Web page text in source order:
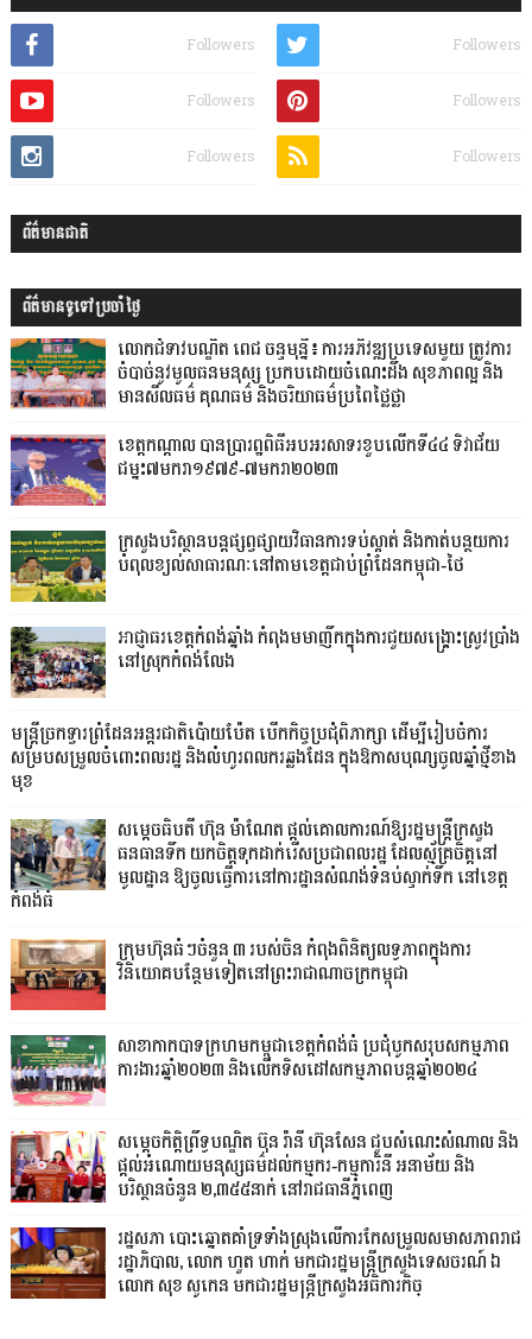
Followers
Followers
Followers Followers
Followers Followers
ព័ត៌មានជាតិ
ព័ត៌មានទូទៅប្រចាំថ្ងៃ
លោកជំទាវបណ្ឌិត ពេជ ចន្ទមុន្នី៖ ការអភិវឌ្ឍប្រទេសមួយ ត្រូវការ
ចំបាច់នូវមូលធនមនុស្ស ប្រកបដោយចំណេះដឹង សុខភាពល្អ និង
មានសីលធម៌ គុណធម៌ និងចរិយាធម៌ប្រពៃថ្លៃថ្លា
ខេត្តកណ្តាល បានប្រារព្ឋពិធីអបអរសាទរខួបលើកទី៤៤ ទិវាជ័យ
ជម្នះ៧មករា១៩៧៩-៧មករា២០២៣
ក្រសួងបរិស្ថានបន្តផ្សព្វផ្សាយវិធានការទប់ស្កាត់ និងកាត់បន្ថយការ
បំពុលខ្យល់សាធារណៈនៅតាមខេត្តជាប់ព្រំដែនកម្ពុជា-ថៃ
អាជ្ញាធរខេត្តកំពង់ឆ្នាំង កំពុងមមាញឹកក្នុងការជួយសង្គ្រោះស្រូវប្រាំង
នៅស្រុកកំពង់លែង
មន្រ្តីច្រកទ្វារព្រំដែនអន្តរជាតិប៉ោយប៉ែត បើកកិច្ចប្រជុំពិភាក្សា ដើម្បីរៀបចំការ
សម្របសម្រួលចំពោះពលរដ្ឋ និងលំហូរពលករឆ្លងដែន ក្នុងឱកាសបុណ្សចូលឆ្នាំថ្មីខាង
មុខ
សម្តេចធិបតី ហ៊ុន ម៉ាណែត ផ្តល់គោលការណ៍ឱ្យរដ្ឋមន្ត្រីក្រសួង
ធនធានទឹក យកចិត្តទុកដាក់រើសប្រជាពលរដ្ឋ ដែលស្ម័គ្រចិត្តនៅ
មូលដ្ឋាន ឱ្យចូលធ្វើការនៅការដ្ឋានសំណង់ទំនប់ស្ទាក់ទឹក នៅខេត្ត
កំពង់ធំ
ក្រុមហ៊ុនធំៗចំនួន ៣ របស់ចិន កំពុងពិនិត្យលទ្ធភាពក្នុងការ
វិនិយោគបន្ថែមទៀតនៅព្រះរាជាណាចក្រកម្ពុជា
សាខាកាកបាទក្រហមកម្ពុជាខេត្តកំពង់ធំ ប្រជុំបូកសរុបសកម្មភាព
ការងារឆ្នាំ២០២៣ និងលើកទិសដៅសកម្មភាពបន្តឆ្នាំ២០២៤
សម្តេចកិត្តិព្រឹទ្ធបណ្ឌិត ប៊ុន រ៉ានី ហ៊ុនសែន ជួបសំណេះសំណាល និង
ផ្តល់អំណោយមនុស្សធម៌ដល់កម្មករ-កម្មការិនី អនាម័យ និង
បរិស្ថានចំនួន ២,៣៥៥នាក់ នៅរាជធានីភ្នំពេញ
រដ្ឋសភា បោះឆ្នោតគាំទ្រទាំងស្រុងលើការកែសម្រួលសមាសភាពរាជ
រដ្ឋាភិបាល, លោក ហួត ហាក់ មកជារដ្ឋមន្ត្រីក្រសួងទេសចរណ៍ ឯ
លោក សុខ សូកេន មកជារដ្ឋមន្រ្តីក្រសួងអធិការកិច្